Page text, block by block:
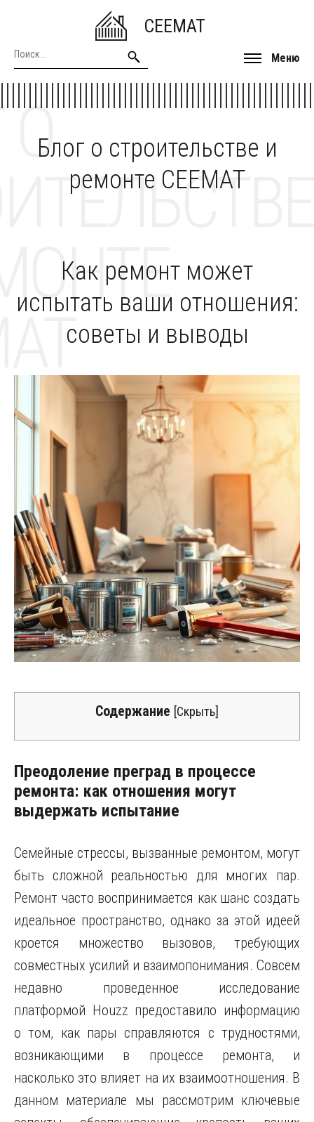
CEEMAT
Меню
Блог о строительстве и
ремонте CEEMAT
О
Как ремонт может
испытать ваши отношения:
советы и выводы
Содержание [Скрыть]
Преодоление преград в процессе
ремонта: как отношения могут
выдержать испытание
Семейные стрессы, вызванные ремонтом, могут
быть сложной реальностью для многих пар.
Ремонт часто воспринимается как шанс создать
идеальное пространство, однако за этой идеей
кроется множество вызовов, требующих
совместных усилий и взаимопонимания. Совсем
недавно проведенное исследование
платформой Houzz предоставило информацию
о том, как пары справляются с трудностями,
возникающими в процессе ремонта, и
насколько это влияет на их взаимоотношения. В
данном материале мы рассмотрим ключевые